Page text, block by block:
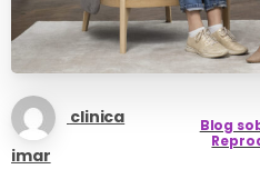
clinica
imar
Blog